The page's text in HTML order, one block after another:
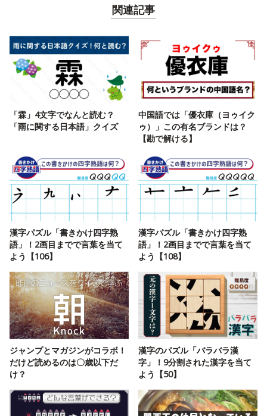
関連記事
「霖」4文字でなんと読む？
「雨に関する日本語」クイズ
中国語では「優衣庫（ヨゥイク
ゥ）」この有名ブランドは？
【勘で解ける】
漢字パズル「書きかけ四字熟
語」！2画目までで言葉を当て
よう【106】
漢字パズル「書きかけ四字熟
語」！2画目までで言葉を当て
よう【108】
ジャンプとマガジンがコラボ！
だけど読めるのは〇歳以下だ
け？
漢字のパズル「バラバラ漢
字」！9分割された漢字を当て
よう【50】